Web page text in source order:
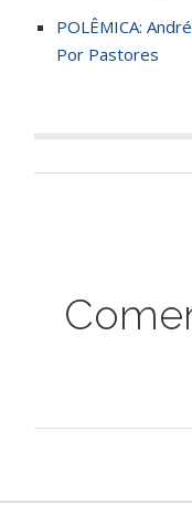
POLÊMICA:
Por Pastores